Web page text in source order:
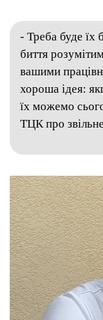
- Треба буде їх
биття
вашими
хороша ідея:
їх можемо
ТЦК про